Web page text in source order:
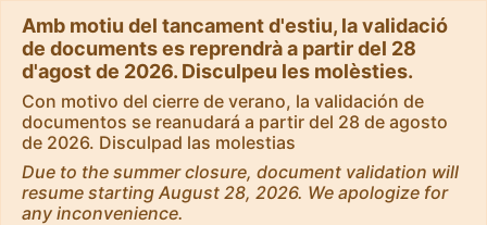
Amb motiu del tancament d'estiu, la validació
de documents es reprendrà a partir del 28
d'agost de 2026. Disculpeu les molèsties.
Con motivo del cierre de verano, la validación de
documentos se reanudará a partir del 28 de agosto
de 2026. Disculpad las molestias
Due to the summer closure, document validation will
resume starting August 28, 2026. We apologize for
any inconvenience.